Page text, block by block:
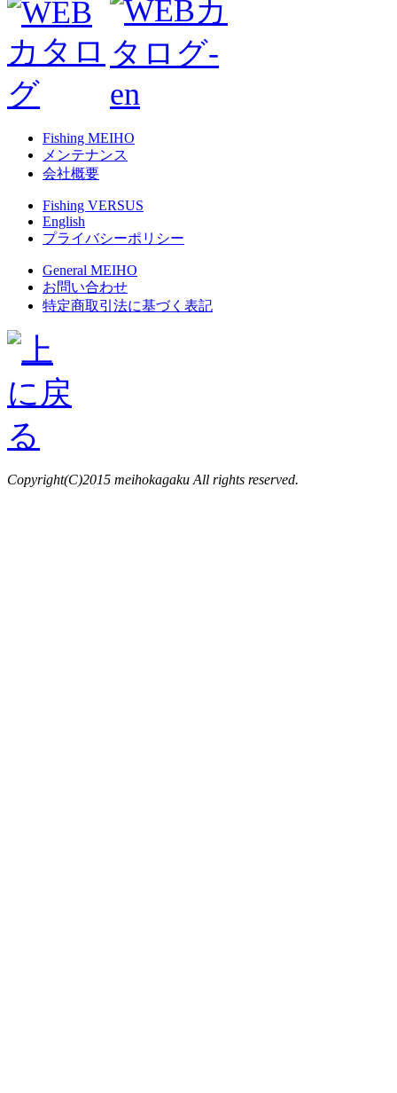
Fishing MEIHO
メンテナンス
会社概要
Fishing VERSUS
English
プライバシーポリシー
General MEIHO
お問い合わせ
特定商取引法に基づく表記
Copyright(C)2015 meihokagaku All rights reserved.